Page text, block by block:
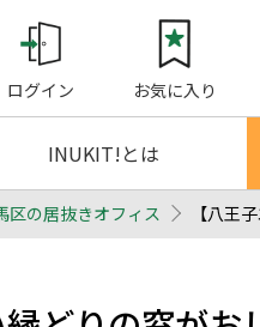
ログイン お気に入り
INUKIT!とは
区の居抜きオフィス 【八王